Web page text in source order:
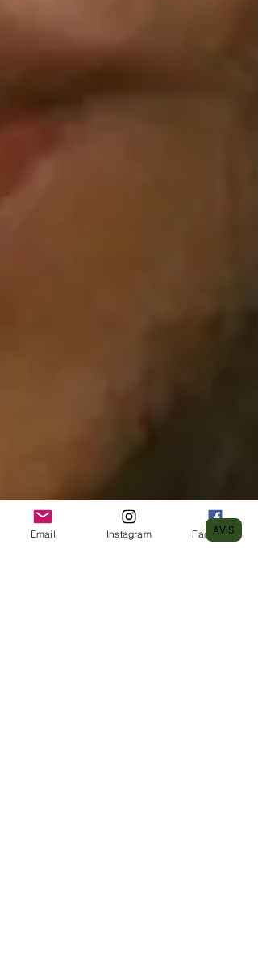
Email Instagram Facebook
AVIS